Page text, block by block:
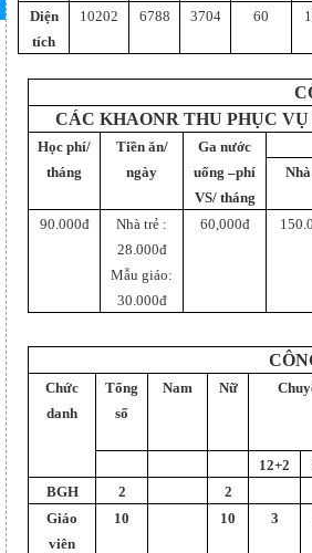
Diện
tích
10202 6788 3704 60
CÁC KHAONR THU PHỤC
Học phí/
tháng
Tiền ăn/
ngày
Ga nước
uống –phí
VS/ tháng
90.000đ
Nhà trẻ :
28.000đ
Mẫu giáo:
30.000đ
60,000đ
Chức
danh
Tổng
số
Nam Nữ
12+2
BGH
2 2
Giáo
viên
10 10 3